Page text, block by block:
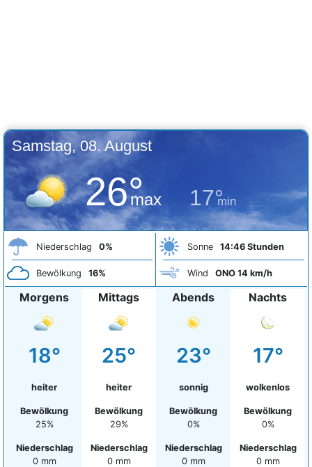
Samstag, 08. August
26°
max 17°
min
Niederschlag 0%
Bewölkung 16%
Sonne 14:46 Stunden
Wind ONO 14 km/h
Morgens
18°
heiter
Bewölkung
25%
Niederschlag
0 mm
Mittags
25°
heiter
Bewölkung
29%
Niederschlag
0 mm
Abends
23°
sonnig
Bewölkung
0%
Niederschlag
0 mm
Nachts
17°
wolkenlos
Bewölkung
0%
Niederschlag
0 mm